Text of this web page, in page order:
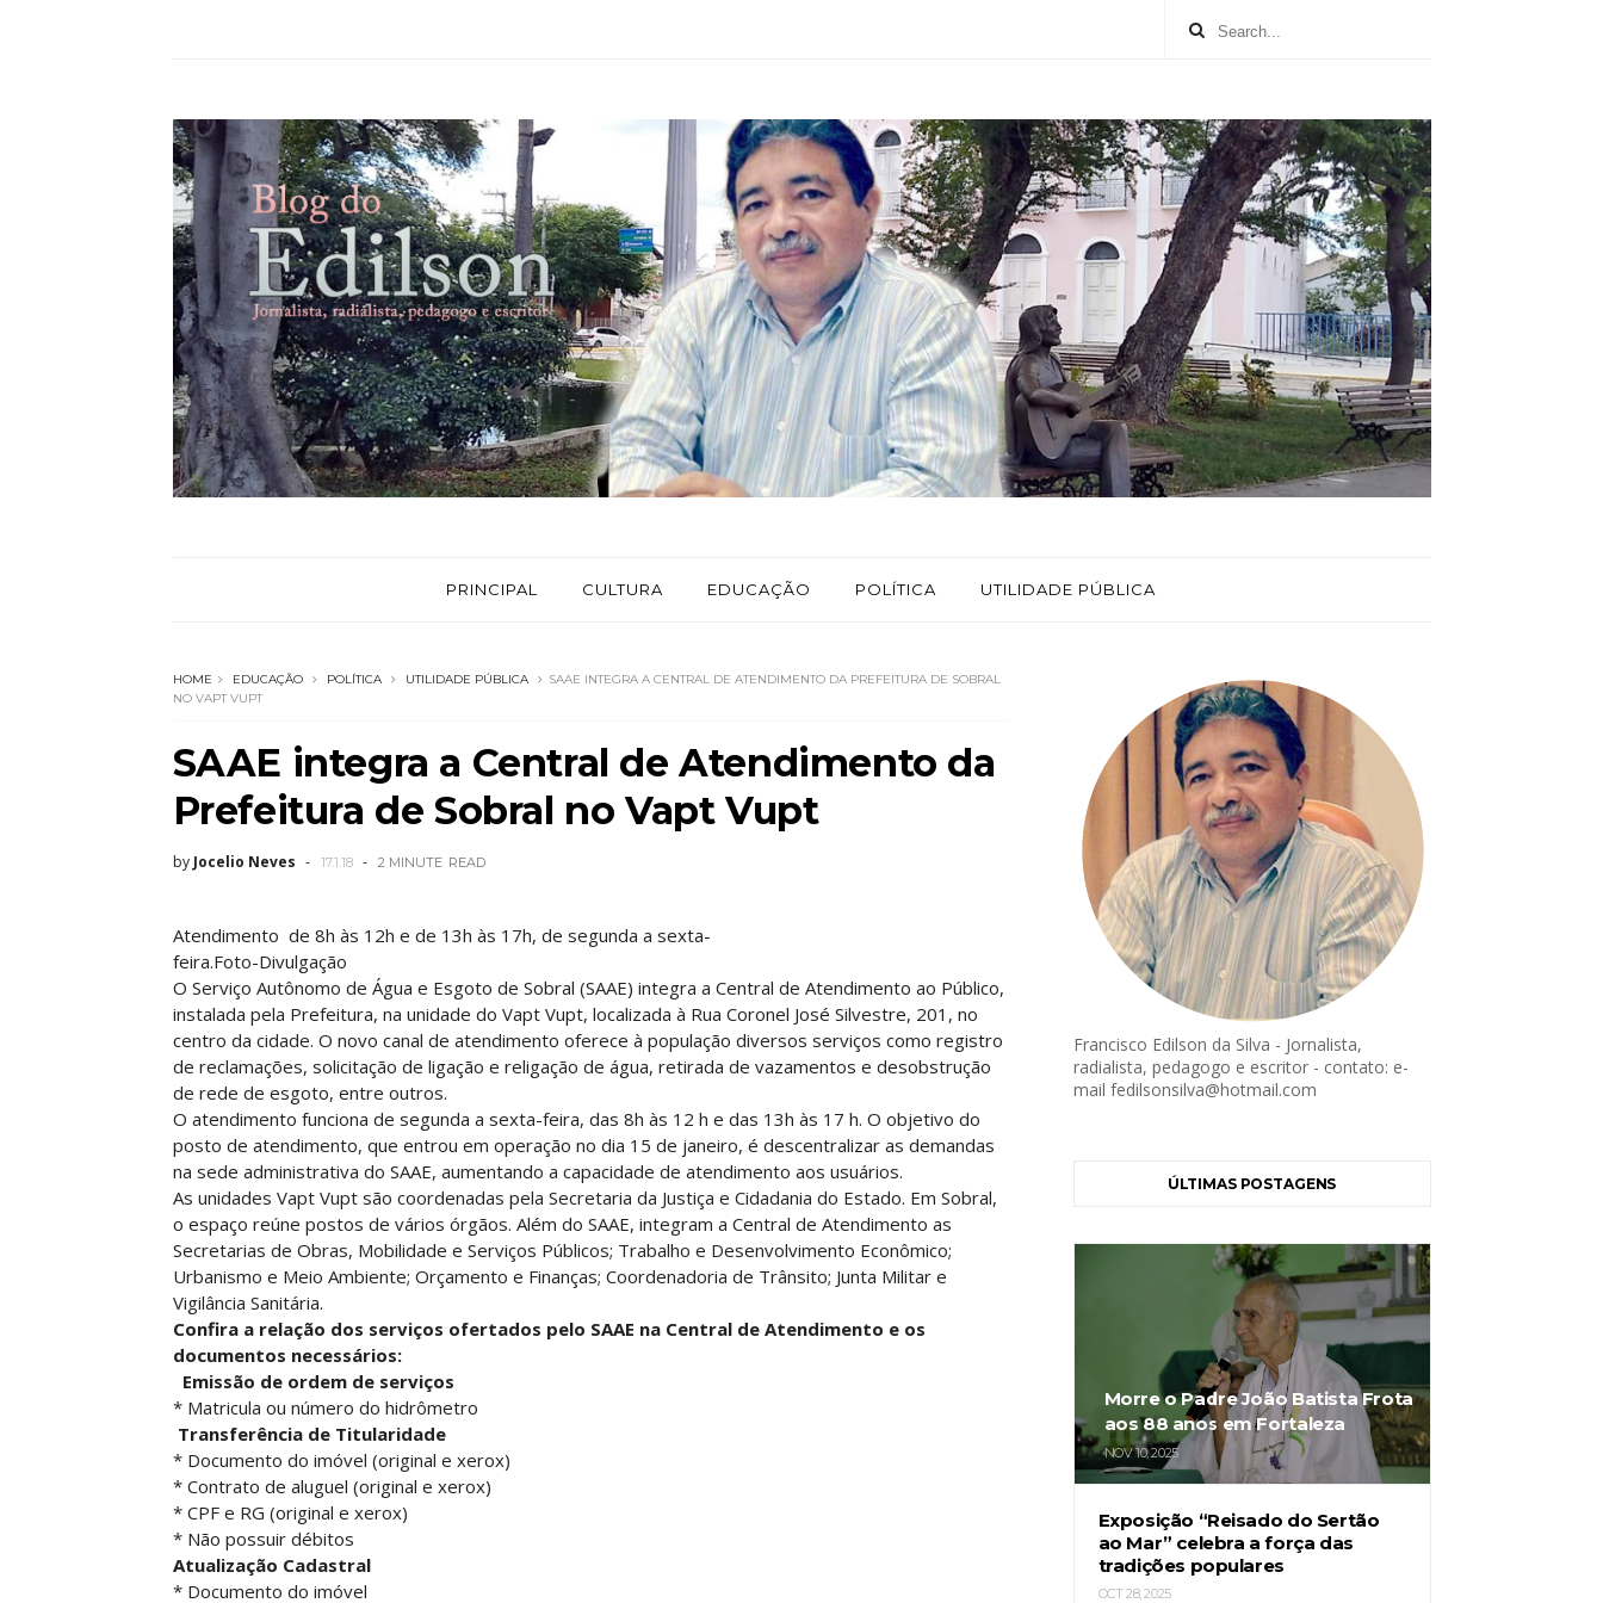
PRINCIPAL CULTURA EDUCAÇÃO POLÍTICA UTILIDADE PÚBLICA
HOME EDUCAÇÃO POLÍTICA UTILIDADE PÚBLICA
SAAE INTEGRA A CENTRAL DE ATENDIMENTO DA PREFEITURA DE SOBRAL
NO VAPT VUPT
SAAE integra a Central de Atendimento da
Prefeitura de Sobral no Vapt Vupt
by Jocelio Neves 17.1.18 2 MINUTE READ
Atendimento de 8h às 12h e de 13h às 17h, de segunda a sexta-
feira.Foto-Divulgação
O Serviço Autônomo de Água e Esgoto de Sobral (SAAE) integra a Central de Atendimento ao Público,
instalada pela Prefeitura, na unidade do Vapt Vupt, localizada à Rua Coronel José Silvestre, 201, no
centro da cidade. O novo canal de atendimento oferece à população diversos serviços como registro
de reclamações, solicitação de ligação e religação de água, retirada de vazamentos e desobstrução
de rede de esgoto, entre outros.
O atendimento funciona de segunda a sexta-feira, das 8h às 12 h e das 13h às 17 h. O objetivo do
posto de atendimento, que entrou em operação no dia 15 de janeiro, é descentralizar as demandas
na sede administrativa do SAAE, aumentando a capacidade de atendimento aos usuários.
As unidades Vapt Vupt são coordenadas pela Secretaria da Justiça e Cidadania do Estado. Em Sobral,
o espaço reúne postos de vários órgãos. Além do SAAE, integram a Central de Atendimento as
Secretarias de Obras, Mobilidade e Serviços Públicos; Trabalho e Desenvolvimento Econômico;
Urbanismo e Meio Ambiente; Orçamento e Finanças; Coordenadoria de Trânsito; Junta Militar e
Vigilância Sanitária.
Confira a relação dos serviços ofertados pelo SAAE na Central de Atendimento e os
documentos necessários:
Emissão de ordem de serviços
* Matricula ou número do hidrômetro
Transferência de Titularidade
* Documento do imóvel (original e xerox)
* Contrato de aluguel (original e xerox)
* CPF e RG (original e xerox)
* Não possuir débitos
Atualização Cadastral
* Documento do imóvel
Francisco Edilson da Silva - Jornalista,
radialista, pedagogo e escritor - contato: e-
mail fedilsonsilva@hotmail.com
ÚLTIMAS POSTAGENS
Morre o Padre João Batista Frota
aos 88 anos em Fortaleza
NOV 10, 2025
Exposição “Reisado do Sertão
ao Mar” celebra a força das
tradições populares
OCT 28, 2025